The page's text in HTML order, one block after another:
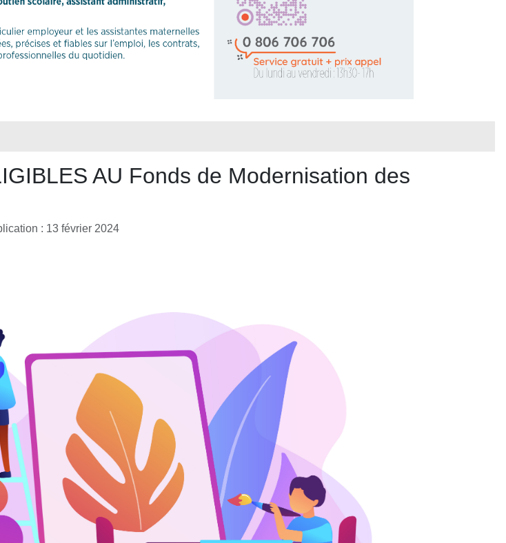
AU Fonds de Modernisation des
: 13 février 2024